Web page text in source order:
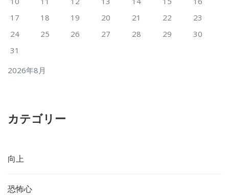
2026年8月
17
18 19 20 21 22
23
24
25 26 27 28 29
30
31
カテゴリー
向上
恐怖心